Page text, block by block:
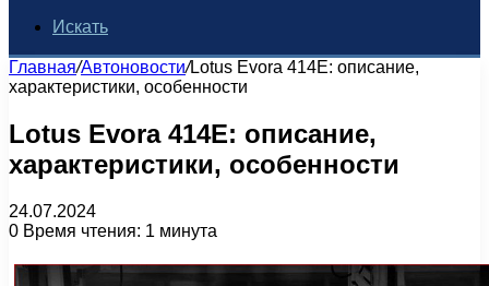
Искать
Главная/Автоновости/Lotus Evora 414E: описание,
характеристики, особенности
Lotus Evora 414E: описание,
характеристики, особенности
24.07.2024
0 Время чтения: 1 минута